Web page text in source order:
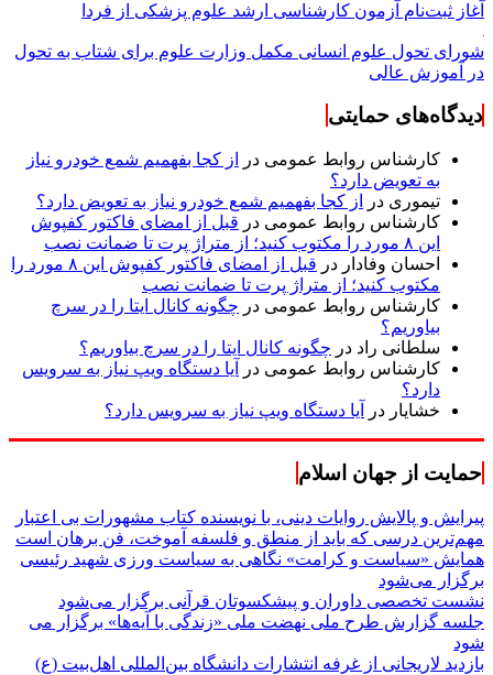
آغاز ثبت‌نام‌ آزمون کارشناسی ارشد علوم پزشکی از فردا
شورای تحول علوم انسانی مکمل وزارت علوم برای شتاب به تحول
در آموزش عالی
دیدگاه‌های حمایتی
کارشناس روابط عمومی در
از کجا بفهمیم شمع خودرو نیاز
به تعویض دارد؟
تیموری در
از کجا بفهمیم شمع خودرو نیاز به تعویض دارد؟
کارشناس روابط عمومی در قبل از امضای فاکتور کفپوش
این ۸ مورد را مکتوب کنید؛ از متراژ پرت تا ضمانت نصب
احسان وفادار در
قبل از امضای فاکتور کفپوش این ۸ مورد را
مکتوب کنید؛ از متراژ پرت تا ضمانت نصب
کارشناس روابط عمومی در چگونه کانال ایتا را در سرچ
بیاوریم؟
سلطانی راد در چگونه کانال ایتا را در سرچ بیاوریم؟
کارشناس روابط عمومی در
آیا دستگاه ویپ نیاز به سرویس
دارد؟
خشایار در آیا دستگاه ویپ نیاز به سرویس دارد؟
حمایت از جهان اسلام
پیرایش و پالایش روایات دینی، با نویسنده کتاب مشهورات بی اعتبار
مهم‌ترین درسی که باید از منطق و فلسفه آموخت، فن برهان است
همایش «سیاست و کرامت» نگاهی به سیاست ورزی شهید رئیسی
برگزار می‌شود
نشست تخصصی داوران و پیشکسوتان قرآنی برگزار می‌شود
جلسه گزارش طرح ملی نهضت ملی «زندگی با آیه‌ها» برگزار می
شود
بازدید لاریجانی از غرفه انتشارات دانشگاه بین‌المللی اهل‌بیت (ع)